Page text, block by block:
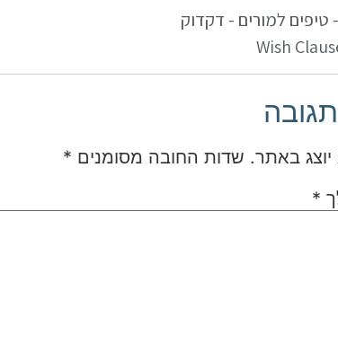
טיפים למורים - דקדוק
Wish
יוצג באתר. שדות החובה מסומנים *
*